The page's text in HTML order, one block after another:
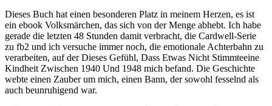
Dieses Buch hat einen besonderen Platz in meinem Herzen, es ist
ein ebook Volksmärchen, das sich von der Menge abhebt. Ich habe
gerade die letzten 48 Stunden damit verbracht, die Cardwell-Serie
zu fb2 und ich versuche immer noch, die emotionale Achterbahn zu
verarbeiten, auf der Dieses Gefühl, Dass Etwas Nicht Stimmteeine
Kindheit Zwischen 1940 Und 1948 mich befand. Die Geschichte
webte einen Zauber um mich, einen Bann, der sowohl fesselnd als
auch beunruhigend war.